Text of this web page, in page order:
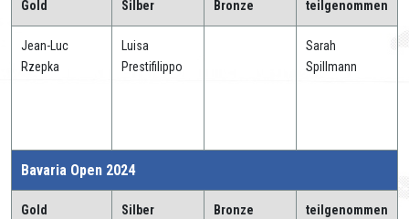
Gold Silber Bronze teilgenommen
Jean-Luc
Rzepka
Luisa
Prestifilippo
Sarah
Spillmann
Bavaria Open 2024
Gold Silber Bronze teilgenommen